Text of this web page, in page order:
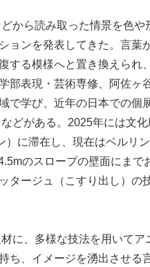
から読み取った情景を色や
ョンを発表してきた。言葉
する模様へと置き換えられ
部表現・芸術専修、阿佐ヶ
で学び、近年の日本での個
どがある。2025年には文
に滞在し、現在はベルリ
のスロープの壁面にまで
タージュ（こすり出し）の
に、多様な技法を用いてア
ち、イメージを湧出させる